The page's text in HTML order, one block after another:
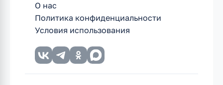
О нас
Политика конфиденциальности
Условия использования